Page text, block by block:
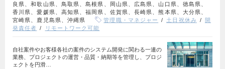
良県、和歌山県、鳥取県、島根県、岡山県、広島県、山口県、徳島県、
香川県、愛媛県、高知県、福岡県、佐賀県、長崎県、熊本県、大分県、
宮崎県、鹿児島県、沖縄県
管理職・マネジャー 土日祝休み
開
発責任者
リモートワーク可能
自社案件やお客様各社の案件のシステム開発に関わる一連の
業務、プロジェクトの運営・品質・納期等を管理し、プロジ
ェクトを円滑…